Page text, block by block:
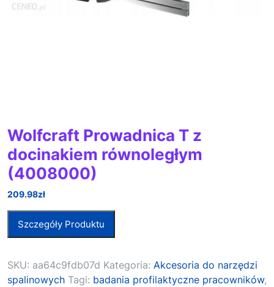
Wolfcraft Prowadnica T z
docinakiem równoległym
(4008000)
209.98zł
Szczegóły Produktu
SKU: aa64c9fdb07d Kategoria: Akcesoria do narzędzi
spalinowych Tagi: badania profilaktyczne pracowników,